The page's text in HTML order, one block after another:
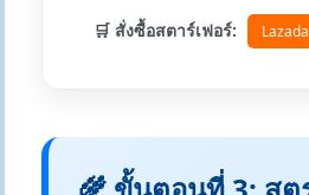
🛒 สั่งซื้อสตาร์เฟอร์: Lazada